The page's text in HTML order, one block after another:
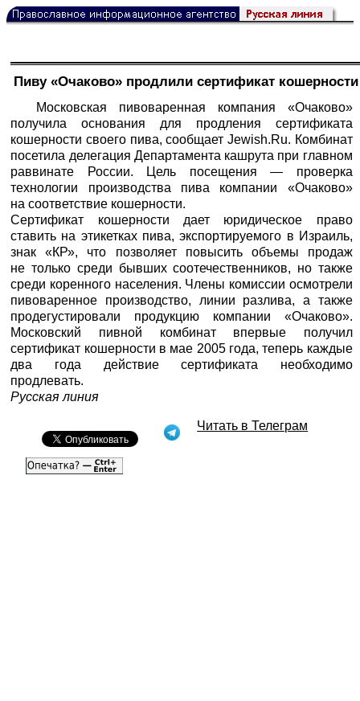
Пиву «Очаково» продлили сертификат кошерности
Московская пивоваренная компания «Очаково»
получила основания для продления сертификата
кошерности своего пива, сообщает Jewish.Ru. Комбинат
посетила делегация Департамента кашрута при главном
раввинате России. Цель посещения — проверка
технологии производства пива компании «Очаково»
на соответствие кошерности.
Сертификат кошерности дает юридическое право
ставить на этикетках пива, экспортируемого в Израиль,
знак «КР», что позволяет повысить объемы продаж
не только среди бывших соотечественников, но также
среди коренного населения. Члены комиссии осмотрели
пивоваренное производство, линии разлива, а также
продегустировали продукцию компании «Очаково».
Московский пивной комбинат впервые получил
сертификат кошерности в мае 2005 года, теперь каждые
два года действие сертификата необходимо
продлевать.
Русская линия
Читать в Телеграм